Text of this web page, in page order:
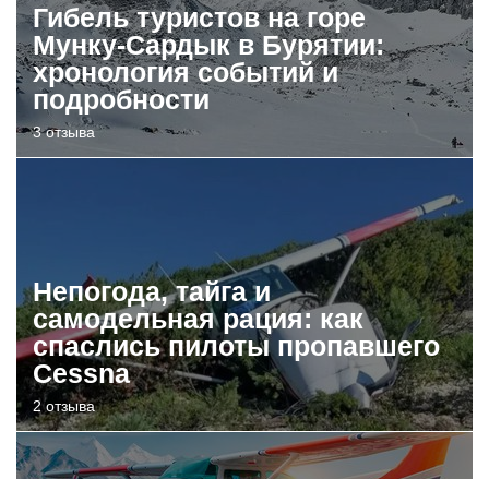
Гибель туристов на горе
Мунку-Сардык в Бурятии:
хронология событий и
подробности
3 отзыва
Непогода, тайга и
самодельная рация: как
спаслись пилоты пропавшего
Cessna
2 отзыва